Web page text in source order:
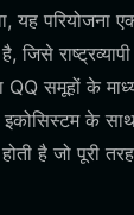
यह परियोजना
जिसे
QQ समूहों के
इकोसिस्टम के
है जो पूरी